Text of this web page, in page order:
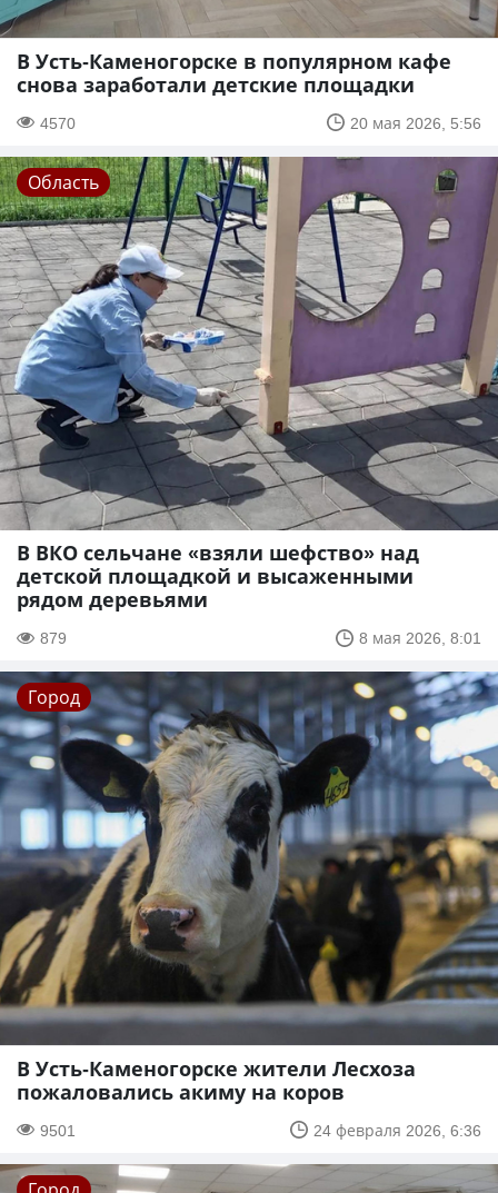
В Усть-Каменогорске в популярном кафе
снова заработали детские площадки
4570 20 мая 2026, 5:56
Область
В ВКО сельчане «взяли шефство» над
детской площадкой и высаженными
рядом деревьями
879 8 мая 2026, 8:01
Город
В Усть-Каменогорске жители Лесхоза
пожаловались акиму на коров
9501 24 февраля 2026, 6:36